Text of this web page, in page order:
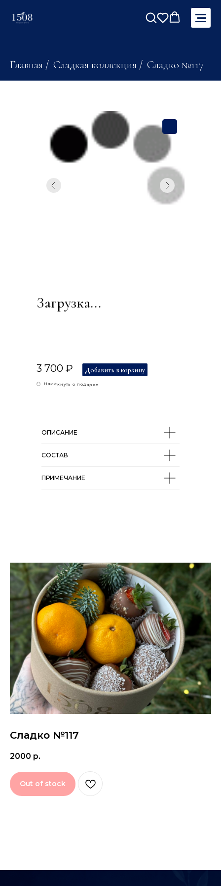
Главная / Сладкая коллекция / Сладко №117
3 700 ₽
Загрузка...
ОПИСАНИЕ
СОСТАВ
ПРИМЕЧАНИЕ
Намекнуть о подарке
Добавить в корзину
Сладко №117
2000 р.
Out of stock